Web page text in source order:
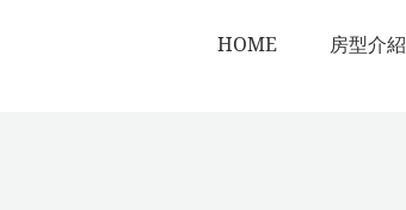
HOME 房型介紹